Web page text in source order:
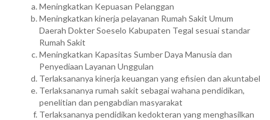
Meningkatkan Kepuasan Pelanggan
Meningkatkan kinerja pelayanan Rumah Sakit Umum
Daerah Dokter Soeselo Kabupaten Tegal sesuai standar
Rumah Sakit
Meningkatkan Kapasitas Sumber Daya Manusia dan
Penyediaan Layanan Unggulan
Terlaksananya kinerja keuangan yang efisien dan akuntabel
Terlaksananya rumah sakit sebagai wahana pendidikan,
penelitian dan pengabdian masyarakat
Terlaksananya pendidikan kedokteran yang menghasilkan